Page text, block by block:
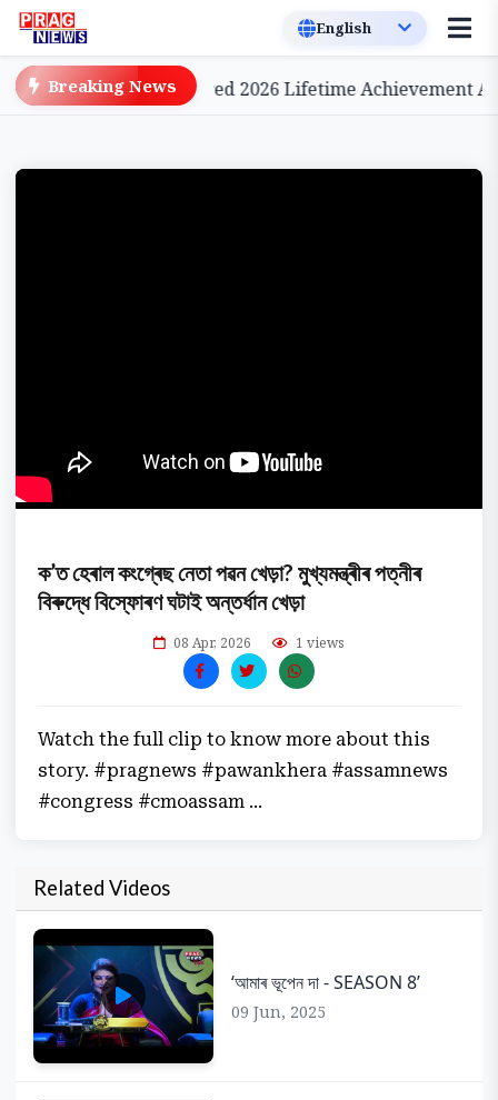
Breaking News
to be Conferred 2026 Lifetime Achievement
ক’ত হেৰাল কংগ্ৰেছ নেতা পৱন খেড়া? মুখ্যমন্ত্ৰীৰ পত্নীৰ
বিৰুদ্ধে বিস্ফোৰণ ঘটাই অন্তৰ্ধান খেড়া
08 Apr, 2026 1 views
Watch the full clip to know more about this
story. #pragnews #pawankhera #assamnews
#congress #cmoassam ...
Related Videos
‘আমাৰ ভূপেন দা - SEASON 8’
09 Jun, 2025